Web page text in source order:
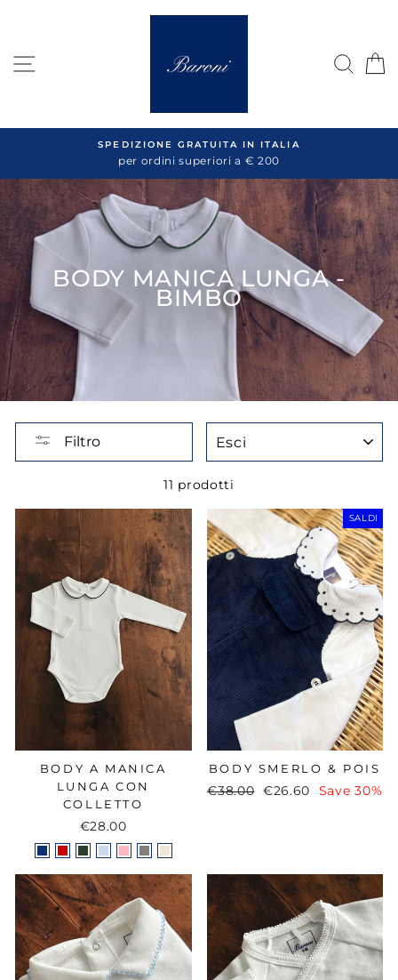
NAVIGAZIONE DEL SITO
SPEDIZIONE GRATUITA IN ITALIA
per ordini superiori a € 200
BODY MANICA LUNGA -
BIMBO
Filtro
11 prodotti
BODY A MANICA
LUNGA CON
COLLETTO
€28.00
SALDI
BODY SMERLO & POIS
Regular
€38.00
Sale
€26.60 Save 30%